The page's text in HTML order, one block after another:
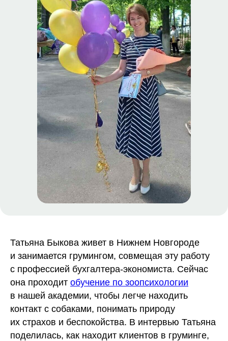
Татьяна Быкова живет в Нижнем Новгороде
и занимается грумингом, совмещая эту работу
с профессией бухгалтера-экономиста. Сейчас
она проходит обучение по зоопсихологии
в нашей академии, чтобы легче находить
контакт с собаками, понимать природу
их страхов и беспокойства. В интервью Татьяна
поделилась, как находит клиентов в груминге,